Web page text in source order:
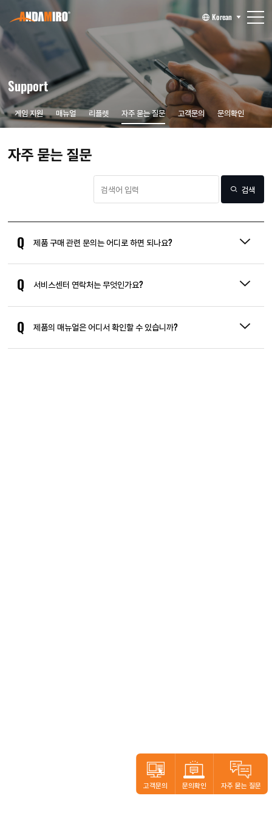
Korean
Support
게임 지원 매뉴얼 리플렛 자주 묻는 질문 고객문의 문의확인
자주 묻는 질문
검색
Q 제품 구매 관련 문의는 어디로 하면 되나요?
Q 서비스센터 연락처는 무엇인가요?
Q 제품의 매뉴얼은 어디서 확인할 수 있습니까?
고객문의 문의확인 자주 묻는 질문